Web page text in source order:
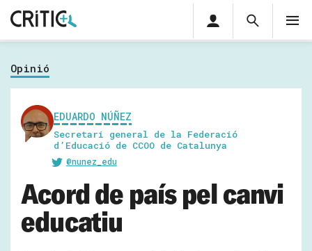
Cerca
Cerca
privada
Inicia sessió
Opinió
EDUARDO NÚÑEZ
Secretari general de la Federació
d’Educació de CCOO de Catalunya
@nunez_edu
Acord de país pel canvi
educatiu